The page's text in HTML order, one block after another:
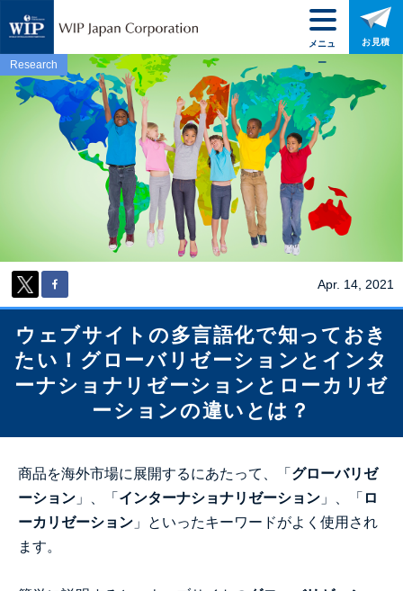
Research
Apr. 14, 2021
ウェブサイトの多言語化で知っておき
たい！グローバリゼーションとインタ
ーナショナリゼーションとローカリゼ
ーションの違いとは？
商品を海外市場に展開するにあたって、「 グローバリゼ
ーション 」、「 インターナショナリゼーション 」、「 ロ
ーカリゼーション 」といったキーワードがよく使用され
ます。
メニュ
ー
お見積